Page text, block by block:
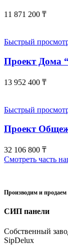
11 871 200 ₸
Быстрый
Проект Дома
13 952 400 ₸
Быстрый
Проект
32 106 800 ₸
Смотреть часть
Производим и
СИП панели
Собственный
SipDelux